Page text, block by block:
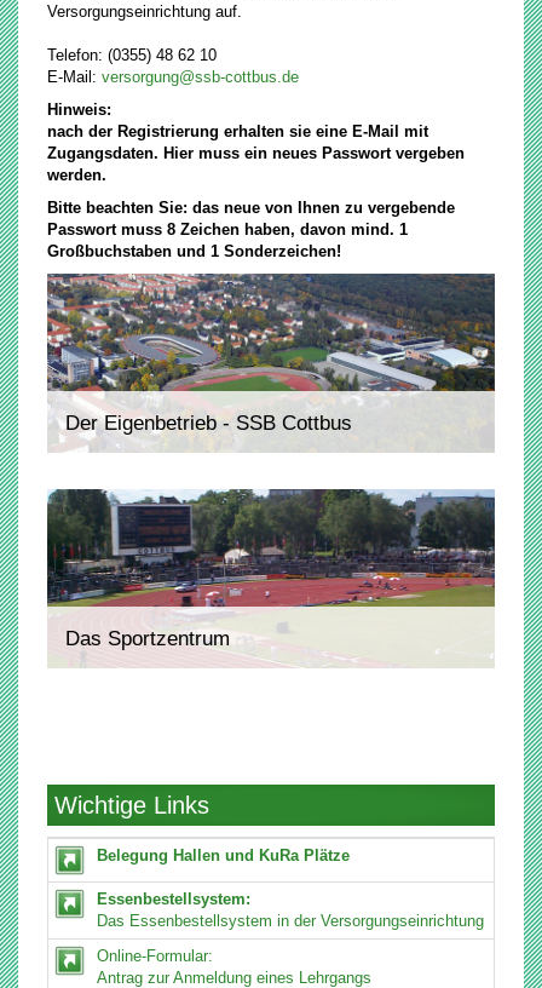
Versorgungseinrichtung auf.
Telefon: (0355) 48 62 10
E-Mail: versorgung@ssb-cottbus.de
Hinweis:
nach der Registrierung erhalten sie eine E-Mail mit
Zugangsdaten. Hier muss ein neues Passwort vergeben
werden.
Bitte beachten Sie: das neue von Ihnen zu vergebende
Passwort muss 8 Zeichen haben, davon mind. 1
Großbuchstaben und 1 Sonderzeichen!
Der Eigenbetrieb - SSB Cottbus
Das Sportzentrum
Wichtige Links
Belegung Hallen und KuRa Plätze
Essenbestellsystem:
Das Essenbestellsystem in der Versorgungseinrichtung
Online-Formular:
Antrag zur Anmeldung eines Lehrgangs